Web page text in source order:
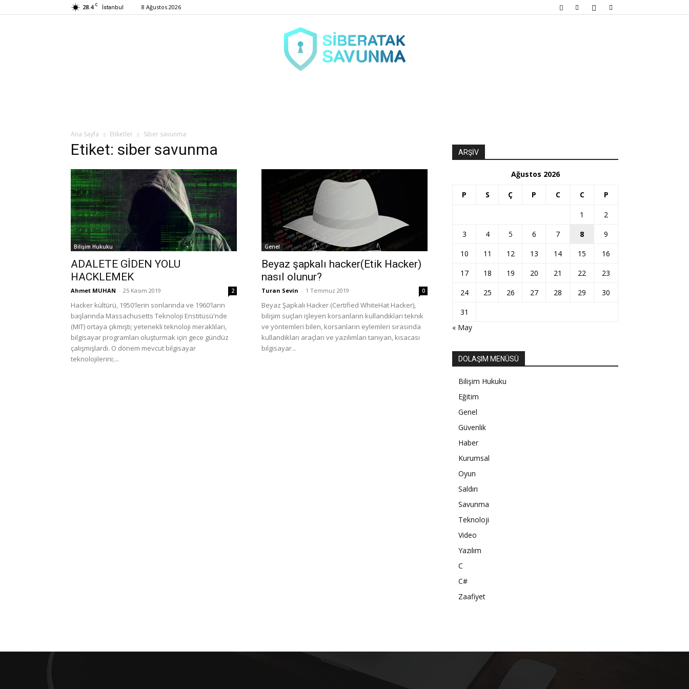
28.4 C İstanbul 8 Ağustos 2026
Ana Sayfa Etiketler Siber savunma
Etiket: siber savunma
Bilişim Hukuku
ADALETE GİDEN YOLU
HACKLEMEK
Ahmet MUHAN - 25 Kasım 2019 2
Hacker kültürü, 1950'lerin sonlarında ve 1960'ların
başlarında Massachusetts Teknoloji Enstitüsü'nde
(MIT) ortaya çıkmıştı; yetenekli teknoloji meraklıları,
bilgisayar programları oluşturmak için gece gündüz
çalışmışlardı. O dönem mevcut bilgisayar
teknolojilerini;...
Genel
Beyaz şapkalı hacker(Etik Hacker)
nasıl olunur?
Turan Sevin - 1 Temmuz 2019 0
Beyaz Şapkalı Hacker (Certified WhiteHat Hacker),
bilişim suçları işleyen korsanların kullandıkları teknik
ve yöntemleri bilen, korsanların eylemleri sırasında
kullandıkları araçları ve yazılımları tanıyan, kısacası
bilgisayar...
ARŞİV
Ağustos 2026
P S Ç P C C P
1
2
3
4 5 6 7 8
9
10
11 12 13 14 15
16
17
18 19 20 21 22
23
24
25 26 27 28 29
30
31
« May
DOLAŞIM MENÜSÜ
Bilişim Hukuku
Eğitim
Genel
Güvenlik
Haber
Kurumsal
Oyun
Saldırı
Savunma
Teknoloji
Video
Yazılım
C
C#
Zaafiyet